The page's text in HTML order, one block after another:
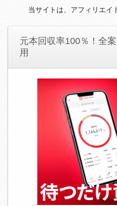
当サイトは、アフィリエイ
元本回収率100％！全
用